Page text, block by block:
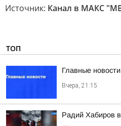
Источник: Канал в МАКС
ТОП
Главные
Вчера, 21:15
Радий Хабиров